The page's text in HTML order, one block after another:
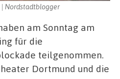
Nordstadtblogger
am Sonntag am
für die
teilgenommen.
Dortmund und die